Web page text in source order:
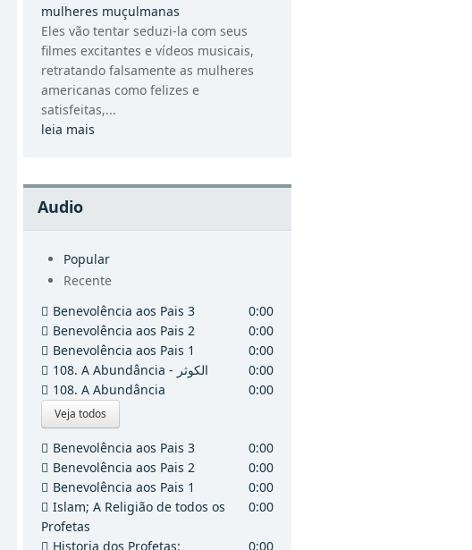
mulheres muçulmanas
Eles vão tentar seduzi-la com seus
filmes excitantes e vídeos musicais,
retratando falsamente as mulheres
americanas como felizes e
satisfeitas,...
leia mais
Audio
Popular
Recente
0:00
Benevolência aos Pais 3
0:00
Benevolência aos Pais 2
0:00
Benevolência aos Pais 1
0:00
108. A Abundância - الكوثر
0:00
108. A Abundância
Veja todos
0:00
Benevolência aos Pais 3
0:00
Benevolência aos Pais 2
0:00
Benevolência aos Pais 1
0:00
Islam; A Religião de todos os
Profetas
0:00
Historia dos Profetas: